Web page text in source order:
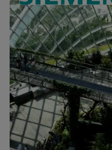
EnBW
Data-